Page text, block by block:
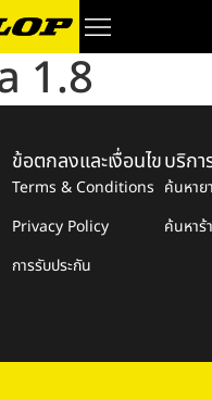
1.8
ข้อตกลงและเงื่อนไข
Terms & Conditions
Privacy Policy
การรับประกัน
บริก
ค้นหาย
ค้นหาร้